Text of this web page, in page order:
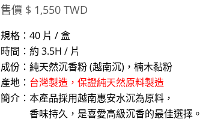
售價 $ 1,550 TWD
規格：40 片 / 盒
時間：約 3.5H / 片
成份：純天然沉香粉 (越南沉)，楠木黏粉
產地： 台灣製造，保證純天然原料製造
簡介：本產品採用越南惠安水沉為原料，
香味持久，是喜愛高級沉香的最佳選擇。